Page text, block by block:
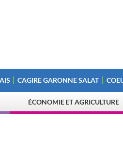
CAGIRE GARONNE SALAT
ÉCONOMIE ET AGRICULTURE